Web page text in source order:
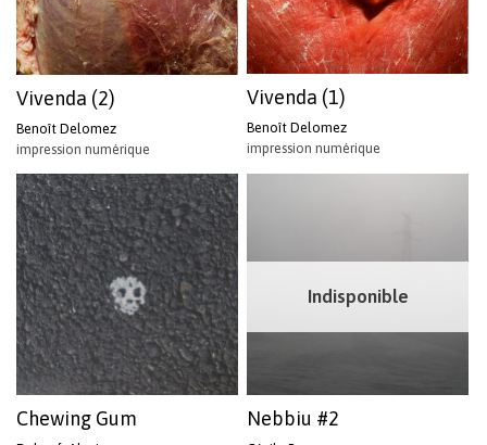
Vivenda (2)
Benoît Delomez
impression numérique
Vivenda (1)
Benoît Delomez
impression numérique
Chewing Gum
Indisponible
Nebbiu #2